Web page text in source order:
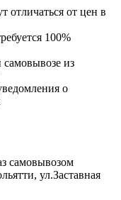
отличаться от цен в
100%
из
о
самовывозом
ул.Заставная